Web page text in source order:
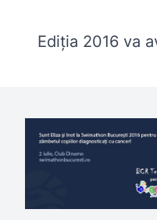
Ediția 2016 va